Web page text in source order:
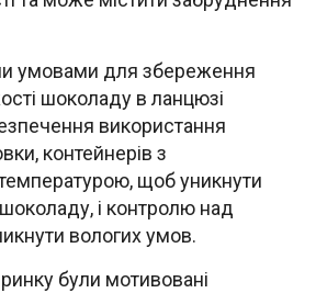
умовами для збереження
шоколаду в ланцюзі
використання
контейнерів з
щоб уникнути
і контролю над
вологих умов.
були мотивовані